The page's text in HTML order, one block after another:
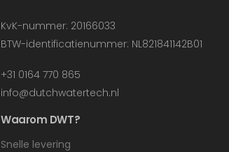
KvK-nummer: 20166033
BTW-identificatienummer: NL821841142B01
+31 0164 770 865
info@dutchwatertech.nl
Waarom DWT?
Snelle levering